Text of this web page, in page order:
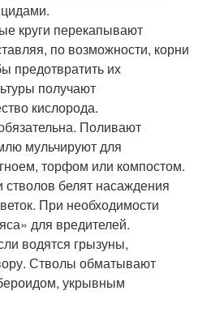
круги перекапывают
по возможности, корни
предотвратить их
получают
кислорода.
Поливают
мульчируют для
торфом или компостом.
стволов белят насаждения
При необходимости
для вредителей.
водятся грызуны,
Стволы обматывают
укрывным